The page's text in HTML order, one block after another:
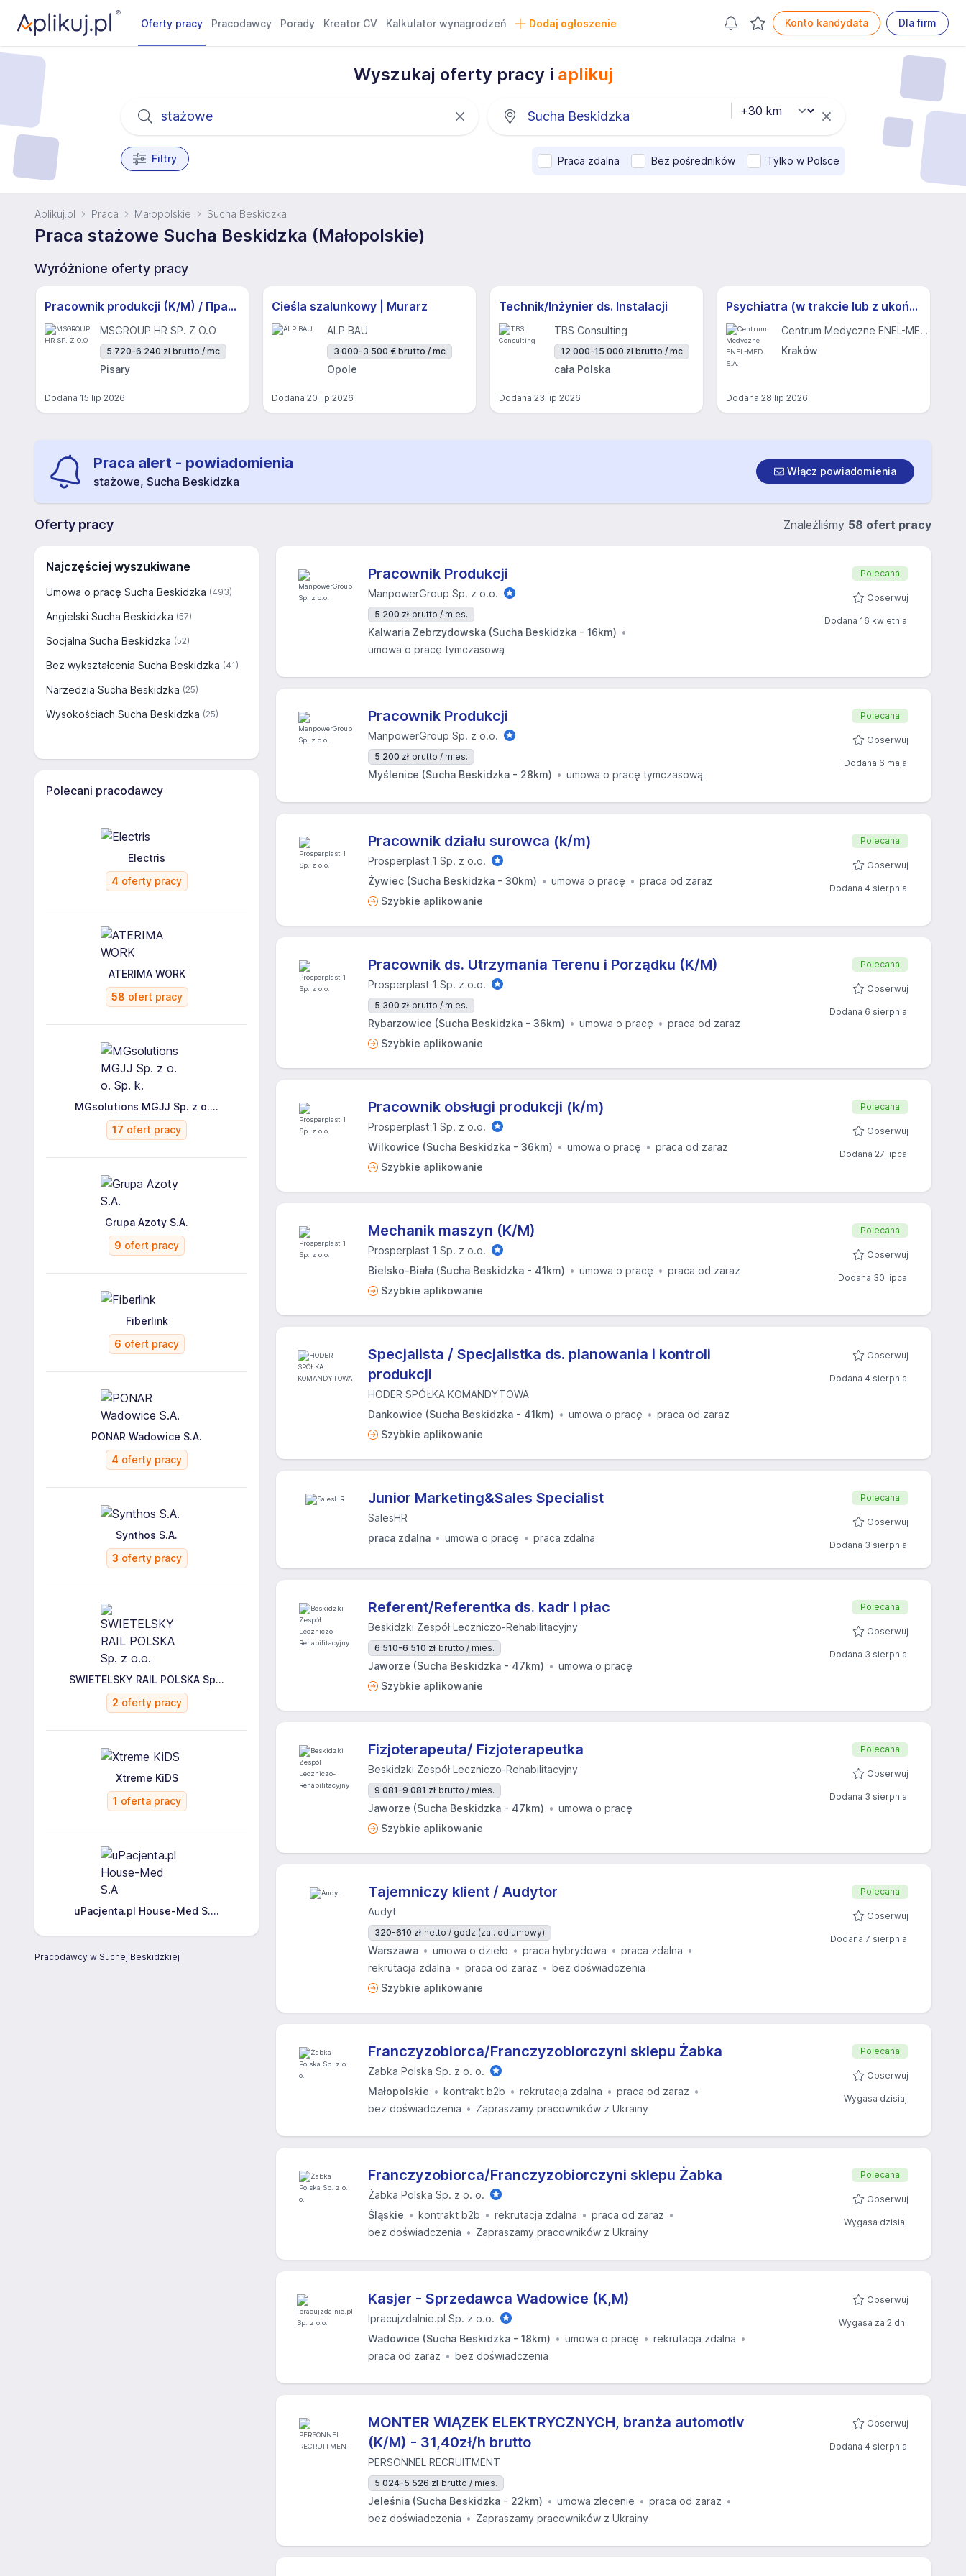
Oferty pracy Pracodawcy Porady Kreator CV Kalkulator wynagrodzeń Dodaj ogłoszenie Konto kandydata Dla firm
Wyszukaj oferty pracy i aplikuj
Filtry Praca zdalna Bez pośredników Tylko w Polsce
Aplikuj.pl Praca Małopolskie Sucha Beskidzka
Praca stażowe Sucha Beskidzka (Małopolskie)
Wyróżnione oferty pracy
Pracownik produkcji (K/M) / Працівники продукції Huber-Suhner (K/M)
MSGROUP HR SP. Z O.O
5 720-6 240 zł brutto / mc
Pisary
Dodana 15 lip 2026
Cieśla szalunkowy | Murarz
ALP BAU
3 000-3 500 € brutto / mc
Opole
Dodana 20 lip 2026
Technik/Inżynier ds. Instalacji
TBS Consulting
12 000-15 000 zł brutto / mc
cała Polska
Dodana 23 lip 2026
Psychiatra (w trakcie lub z ukończoną specjalizacją) (k/m)
Centrum Medyczne ENEL-MED S.A.
Kraków
Dodana 28 lip 2026
Praca alert - powiadomienia
stażowe, Sucha Beskidzka
Włącz powiadomienia
Oferty pracy Znaleźliśmy 58 ofert pracy
Najczęściej wyszukiwane
Umowa o pracę Sucha Beskidzka (493)
Angielski Sucha Beskidzka (57)
Socjalna Sucha Beskidzka (52)
Bez wykształcenia Sucha Beskidzka (41)
Narzedzia Sucha Beskidzka (25)
Wysokościach Sucha Beskidzka (25)
Polecani pracodawcy
Electris
4 oferty pracy
ATERIMA WORK
58 ofert pracy
MGsolutions MGJJ Sp. z o....
17 ofert pracy
Grupa Azoty S.A.
9 ofert pracy
Fiberlink
6 ofert pracy
PONAR Wadowice S.A.
4 oferty pracy
Synthos S.A.
3 oferty pracy
SWIETELSKY RAIL POLSKA Sp...
2 oferty pracy
Xtreme KiDS
1 oferta pracy
uPacjenta.pl House-Med S....
Pracodawcy w Suchej Beskidzkiej
Pracownik Produkcji
ManpowerGroup Sp. z o.o.
5 200 zł brutto / mies.
Kalwaria Zebrzydowska (Sucha Beskidzka - 16km)
umowa o pracę tymczasową
Polecana
Obserwuj
Dodana 16 kwietnia
Pracownik Produkcji
ManpowerGroup Sp. z o.o.
5 200 zł brutto / mies.
Myślenice (Sucha Beskidzka - 28km) umowa o pracę tymczasową
Polecana
Obserwuj
Dodana 6 maja
Pracownik działu surowca (k/m)
Prosperplast 1 Sp. z o.o.
Żywiec (Sucha Beskidzka - 30km)
umowa o pracę
praca od zaraz
Szybkie aplikowanie
Polecana
Obserwuj
Dodana 4 sierpnia
Pracownik ds. Utrzymania Terenu i Porządku (K/M)
Prosperplast 1 Sp. z o.o.
5 300 zł brutto / mies.
Rybarzowice (Sucha Beskidzka - 36km) umowa o pracę
praca od zaraz
Szybkie aplikowanie
Polecana
Obserwuj
Dodana 6 sierpnia
Pracownik obsługi produkcji (k/m)
Prosperplast 1 Sp. z o.o.
Wilkowice (Sucha Beskidzka - 36km)
umowa o pracę
praca od zaraz
Szybkie aplikowanie
Polecana
Obserwuj
Dodana 27 lipca
Mechanik maszyn (K/M)
Prosperplast 1 Sp. z o.o.
Bielsko-Biała (Sucha Beskidzka - 41km)
umowa o pracę
praca od zaraz
Szybkie aplikowanie
Polecana
Obserwuj
Dodana 30 lipca
Specjalista / Specjalistka ds. planowania i kontroli
produkcji
HODER SPÓŁKA KOMANDYTOWA
Dankowice (Sucha Beskidzka - 41km)
umowa o pracę
praca od zaraz
Szybkie aplikowanie
Obserwuj
Dodana 4 sierpnia
Junior Marketing&Sales Specialist
SalesHR
praca zdalna
umowa o pracę praca zdalna
Polecana
Obserwuj
Dodana 3 sierpnia
Referent/Referentka ds. kadr i płac
Beskidzki Zespół Leczniczo-Rehabilitacyjny
6 510-6 510 zł brutto / mies.
Jaworze (Sucha Beskidzka - 47km)
umowa o pracę
Szybkie aplikowanie
Polecana
Obserwuj
Dodana 3 sierpnia
Fizjoterapeuta/ Fizjoterapeutka
Beskidzki Zespół Leczniczo-Rehabilitacyjny
9 081-9 081 zł brutto / mies.
Jaworze (Sucha Beskidzka - 47km)
umowa o pracę
Szybkie aplikowanie
Polecana
Obserwuj
Dodana 3 sierpnia
Tajemniczy klient / Audytor
Audyt
320-610 zł netto / godz.(zal. od umowy)
Warszawa umowa o dzieło praca hybrydowa
praca zdalna
rekrutacja zdalna
praca od zaraz
bez doświadczenia
Szybkie aplikowanie
Polecana
Obserwuj
Dodana 7 sierpnia
Franczyzobiorca/Franczyzobiorczyni sklepu Żabka
Żabka Polska Sp. z o. o.
Małopolskie
kontrakt b2b rekrutacja zdalna
praca od zaraz
bez doświadczenia
Zapraszamy pracowników z Ukrainy
Polecana
Obserwuj
Wygasa dzisiaj
Franczyzobiorca/Franczyzobiorczyni sklepu Żabka
Żabka Polska Sp. z o. o.
Śląskie
kontrakt b2b rekrutacja zdalna
praca od zaraz
bez doświadczenia
Zapraszamy pracowników z Ukrainy
Polecana
Obserwuj
Wygasa dzisiaj
Kasjer - Sprzedawca Wadowice (K,M)
Ipracujzdalnie.pl Sp. z o.o.
Wadowice (Sucha Beskidzka - 18km)
umowa o pracę
rekrutacja zdalna
praca od zaraz
bez doświadczenia
Obserwuj
Wygasa za 2 dni
MONTER WIĄZEK ELEKTRYCZNYCH, branża automotiv
(K/M) - 31,40zł/h brutto
PERSONNEL RECRUITMENT
5 024-5 526 zł brutto / mies.
Jeleśnia (Sucha Beskidzka - 22km) umowa zlecenie
praca od zaraz
bez doświadczenia
Zapraszamy pracowników z Ukrainy
Obserwuj
Dodana 4 sierpnia